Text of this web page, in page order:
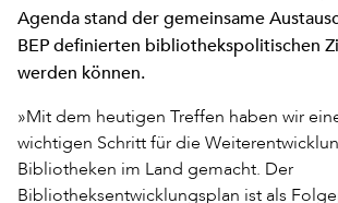
Agenda stand der gemeinsame
BEP definierten bibliothekspolitischen
werden können.
»Mit dem heutigen Treffen haben wir
wichtigen Schritt für die
Bibliotheken im Land gemacht. Der
Bibliotheksentwicklungsplan ist als